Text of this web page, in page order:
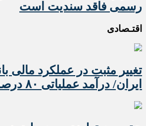
رسمی فاقد سندیت است
اقتـصادی
تغییر مثبت در عملکرد مالی
ایران/ درآمد عملیاتی ۸۰ درصد رشد کرد